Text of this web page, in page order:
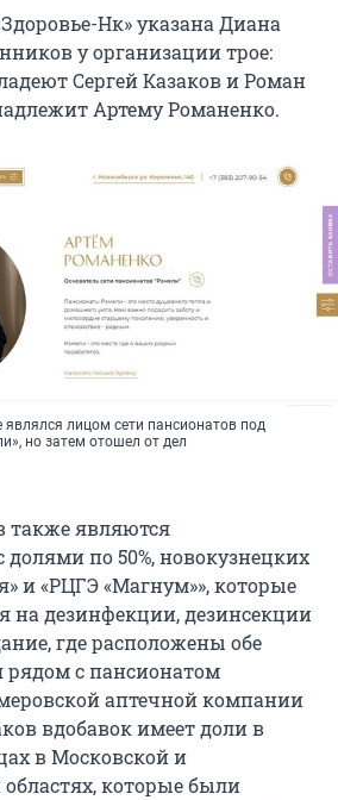
Нк» указана Диана
у организации трое:
Сергей Казаков и Роман
Артему Романенко.
лицом сети пансионатов под
но затем отошел от дел
также являются
долями по 50%, новокузнецких
и «РЦГЭ «Магнум»», которые
на дезинфекции, дезинсекции
где расположены обе
с пансионатом
аптечной компании
вдобавок имеет доли в
в Московской и
которые были